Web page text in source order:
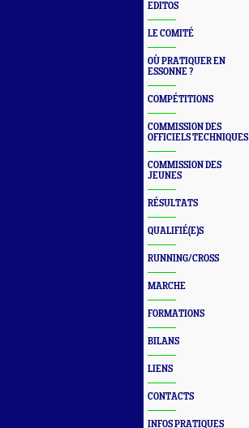
EDITOS
LE COMITÉ
OÙ PRATIQUER EN
ESSONNE ?
COMPÉTITIONS
COMMISSION DES
OFFICIELS TECHNIQUES
COMMISSION DES
JEUNES
RÉSULTATS
QUALIFIÉ(E)S
RUNNING/CROSS
MARCHE
FORMATIONS
BILANS
LIENS
CONTACTS
INFOS PRATIQUES